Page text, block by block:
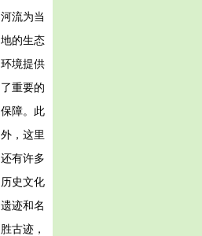
河流为当
地的生态
环境提供
了重要的
保障。此
外，这里
还有许多
历史文化
遗迹和名
胜古迹，